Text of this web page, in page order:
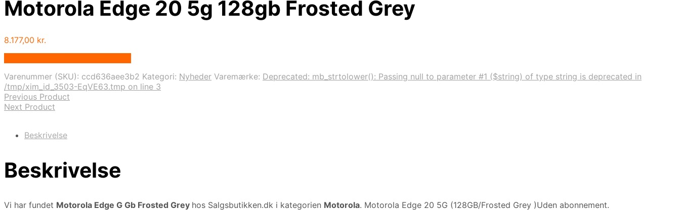
Motorola Edge 20 5g 128gb Frosted Grey
8.177,00 kr.
Varenummer (SKU): ccd636aee3b2 Kategori: Nyheder Varemærke: Deprecated: mb_strtolower(): Passing null to parameter #1 ($string) of type string is deprecated in
/tmp/xim_id_3503-EqVE63.tmp on line 3
Previous Product
Next Product
Beskrivelse
Beskrivelse
Vi har fundet Motorola Edge G Gb Frosted Grey hos Salgsbutikken.dk i kategorien Motorola. Motorola Edge 20 5G (128GB/Frosted Grey )Uden abonnement.